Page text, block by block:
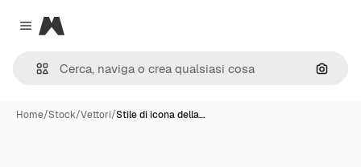
Close menu
Magnific
Cerca
Home/Stock/Vettori/Stile di icona della…